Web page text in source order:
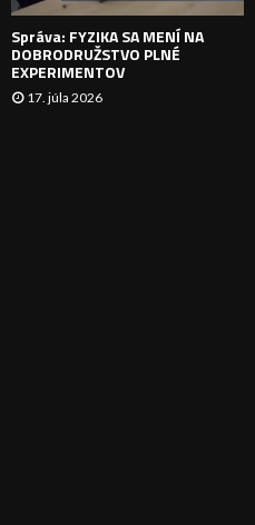
Správa: FYZIKA SA MENÍ NA
DOBRODRUŽSTVO PLNÉ
EXPERIMENTOV
17. júla 2026